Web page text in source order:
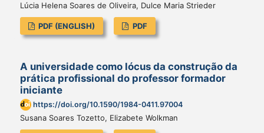
Lúcia Helena Soares de Oliveira, Dulce Maria Strieder
PDF (ENGLISH) PDF
A universidade como lócus da construção da
prática profissional do professor formador
iniciante
https://doi.org/10.1590/1984-0411.97004
Susana Soares Tozetto, Elizabete Wolkman